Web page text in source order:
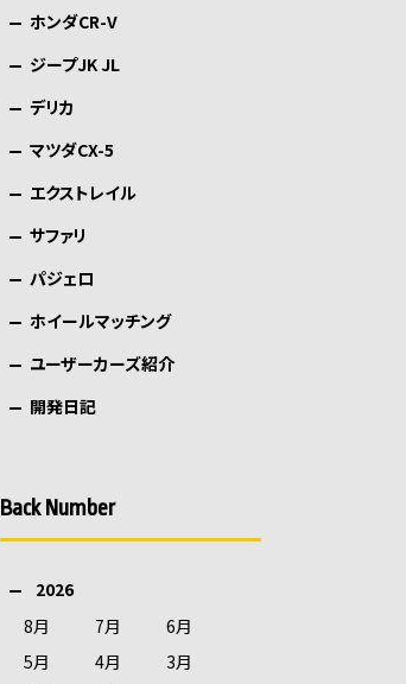
ホンダCR-V
ジープJK JL
デリカ
マツダCX-5
エクストレイル
サファリ
パジェロ
ホイールマッチング
ユーザーカーズ紹介
開発日記
Back Number
2026
8月
7月
6月
5月
4月
3月